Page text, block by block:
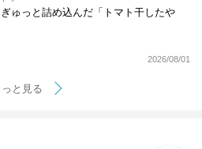
ゅっと詰め込んだ「トマト干したや
2026/08/01
っと見る